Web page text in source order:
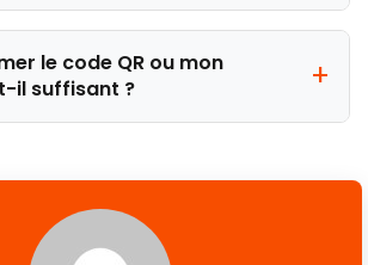
le code QR ou mon
il suffisant ?